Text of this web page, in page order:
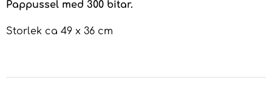
Pappussel med 300 bitar.
Storlek ca 49 x 36 cm